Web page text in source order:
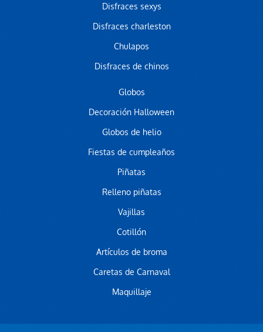
Disfraces sexys
Disfraces charleston
Chulapos
Disfraces de chinos
Globos
Decoración Halloween
Globos de helio
Fiestas de cumpleaños
Piñatas
Relleno piñatas
Vajillas
Cotillón
Artículos de broma
Caretas de Carnaval
Maquillaje